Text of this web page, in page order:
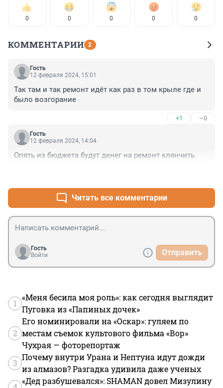
0 0 0 0 0
КОММЕНТАРИИ 2
Гость
12 февраля 2024, 15:01
Так там и так ремонт идёт как раз в том крыле где и
было возгорание
+1 –0
Гость
12 февраля 2024, 14:04
Опять из бюджета будут денег на ремонт клянчить
Читать все комментарии
Гость
Войти
Отправить
1
«Меня бесила моя роль»: как сегодня выглядит
Пуговка из «Папиных дочек»
2
Его номинировали на «Оскар»: гуляем по
местам съемок культового фильма «Вор»
Чухрая — фоторепортаж
3
Почему внутри Урана и Нептуна идут дожди
из алмазов? Разгадка удивила даже ученых
«Дед разбушевался»: SHAMAN довел Мизулину